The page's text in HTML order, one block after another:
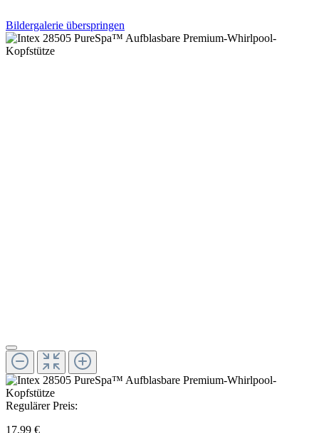
Bildergalerie überspringen
Regulärer Preis:
17,99 €